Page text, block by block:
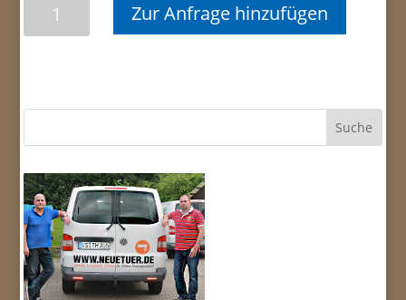
Menge
Zur Anfrage hinzufügen